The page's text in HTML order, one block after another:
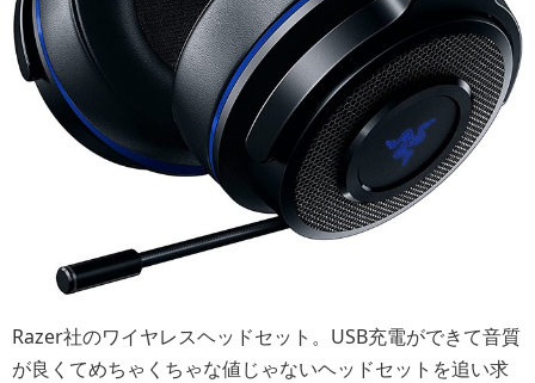
Razer社のワイヤレスヘッドセット。USB充電ができて音質
が良くてめちゃくちゃな値じゃないヘッドセットを追い求